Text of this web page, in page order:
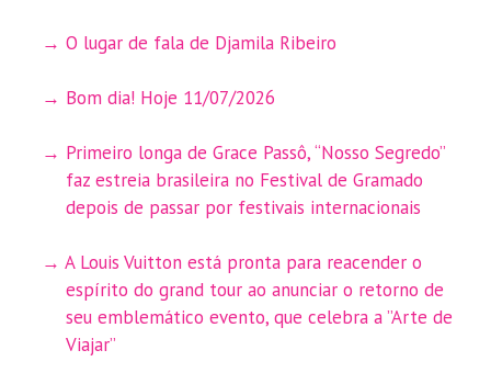
O lugar de fala de Djamila Ribeiro
Bom dia! Hoje 11/07/2026
Primeiro longa de Grace Passô, “Nosso Segredo”
faz estreia brasileira no Festival de Gramado
depois de passar por festivais internacionais
A Louis Vuitton está pronta para reacender o
espírito do grand tour ao anunciar o retorno de
seu emblemático evento, que celebra a ”Arte de
Viajar”